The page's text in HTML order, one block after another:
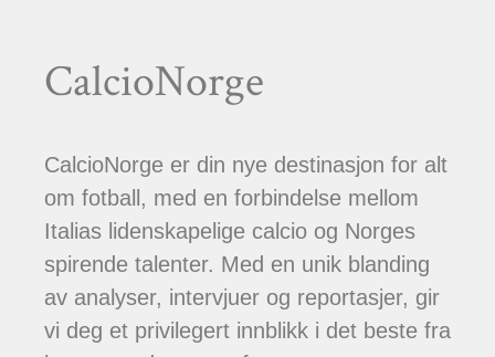
CalcioNorge
CalcioNorge er din nye destinasjon for alt
om fotball, med en forbindelse mellom
Italias lidenskapelige calcio og Norges
spirende talenter. Med en unik blanding
av analyser, intervjuer og reportasjer, gir
vi deg et privilegert innblikk i det beste fra